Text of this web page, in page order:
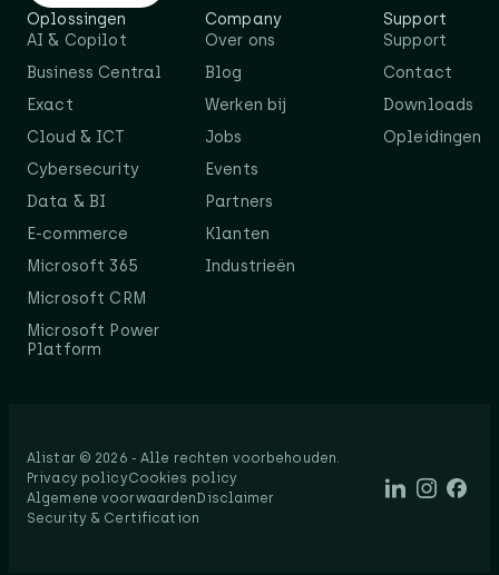
Oplossingen
AI & Copilot
Business Central
Exact
Cloud & ICT
Cybersecurity
Data & BI
E-commerce
Microsoft 365
Microsoft CRM
Microsoft Power
Platform
Company
Over ons
Blog
Werken bij
Jobs
Events
Partners
Klanten
Industrieën
Support
Support
Contact
Downloads
Opleidingen
Alistar © 2026 - Alle rechten voorbehouden.​
Privacy policyCookies policy
Algemene voorwaardenDisclaimer
Security & Certification